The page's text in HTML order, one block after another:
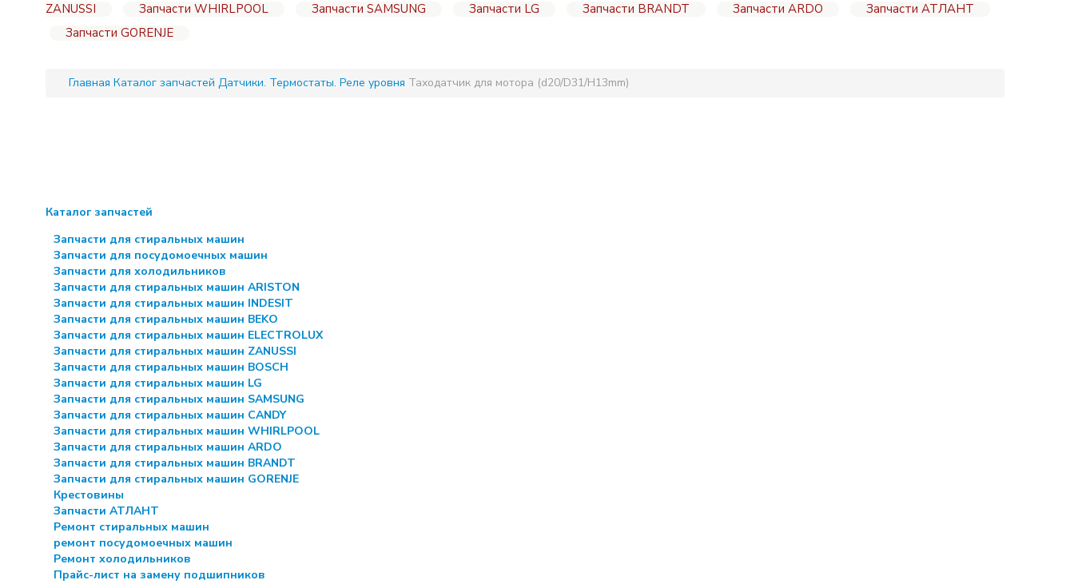
ZANUSSI
Запчасти WHIRLPOOL Запчасти SAMSUNG Запчасти LG Запчасти BRANDT Запчасти ARDO
Запчасти АТЛАНТ
Запчасти GORENJE
Главная Каталог запчастей Датчики. Термостаты. Реле уровня Таходатчик для мотора (d20/D31/H13mm)
Каталог запчастей
Запчасти для стиральных машин
Запчасти для посудомоечных машин
Запчасти для холодильников
Запчасти для стиральных машин ARISTON
Запчасти для стиральных машин INDESIT
Запчасти для стиральных машин BEKO
Запчасти для стиральных машин ELECTROLUX
Запчасти для стиральных машин ZANUSSI
Запчасти для стиральных машин BOSCH
Запчасти для стиральных машин LG
Запчасти для стиральных машин SAMSUNG
Запчасти для стиральных машин CANDY
Запчасти для стиральных машин WHIRLPOOL
Запчасти для стиральных машин ARDO
Запчасти для стиральных машин BRANDT
Запчасти для стиральных машин GORENJE
Крестовины
Запчасти АТЛАНТ
Ремонт стиральных машин
ремонт посудомоечных машин
Ремонт холодильников
Прайс-лист на замену подшипников